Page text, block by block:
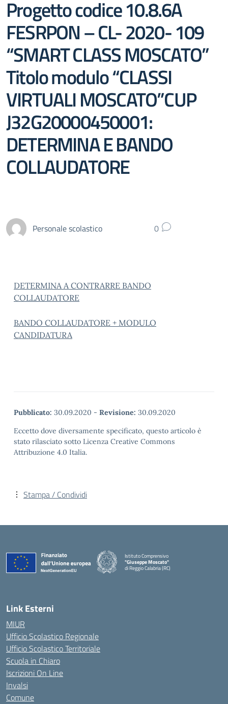
Progetto codice 10.8.6A
FESRPON – CL- 2020- 109
“SMART CLASS MOSCATO”
Titolo modulo “CLASSI
VIRTUALI MOSCATO”CUP
J32G20000450001:
DETERMINA E BANDO
COLLAUDATORE
Personale scolastico 0
DETERMINA A CONTRARRE BANDO
COLLAUDATORE
BANDO COLLAUDATORE + MODULO
CANDIDATURA
Pubblicato: 30.09.2020 - Revisione: 30.09.2020
Eccetto dove diversamente specificato, questo articolo è
stato rilasciato sotto Licenza Creative Commons
Attribuzione 4.0 Italia.
Stampa / Condividi
Istituto Comprensivo
"Giuseppe Moscato"
di Reggio Calabria (RC)
— Visita la pagina iniziale della scuola
Link Esterni
MIUR
Ufficio Scolastico Regionale
Ufficio Scolastico Territoriale
Scuola in Chiaro
Iscrizioni On Line
Invalsi
Comune